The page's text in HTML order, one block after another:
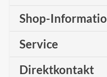
Shop-
Service
Direktkontakt